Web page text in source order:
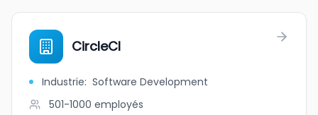
CircleCI
Industrie: Software Development
501-1000 employés